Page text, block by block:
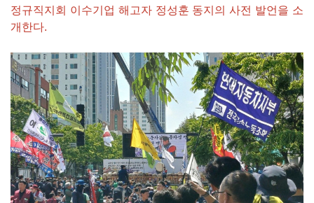
정규직지회 이수기업 해고자 정성훈 동지의 사전 발언을 소
개한다.